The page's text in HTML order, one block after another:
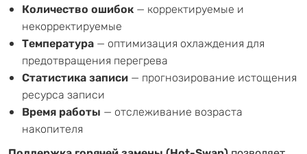
Количество ошибок — корректируемые и
некорректируемые
Температура — оптимизация охлаждения для
предотвращения перегрева
Статистика записи — прогнозирование истощения
ресурса записи
Время работы — отслеживание возраста
накопителя